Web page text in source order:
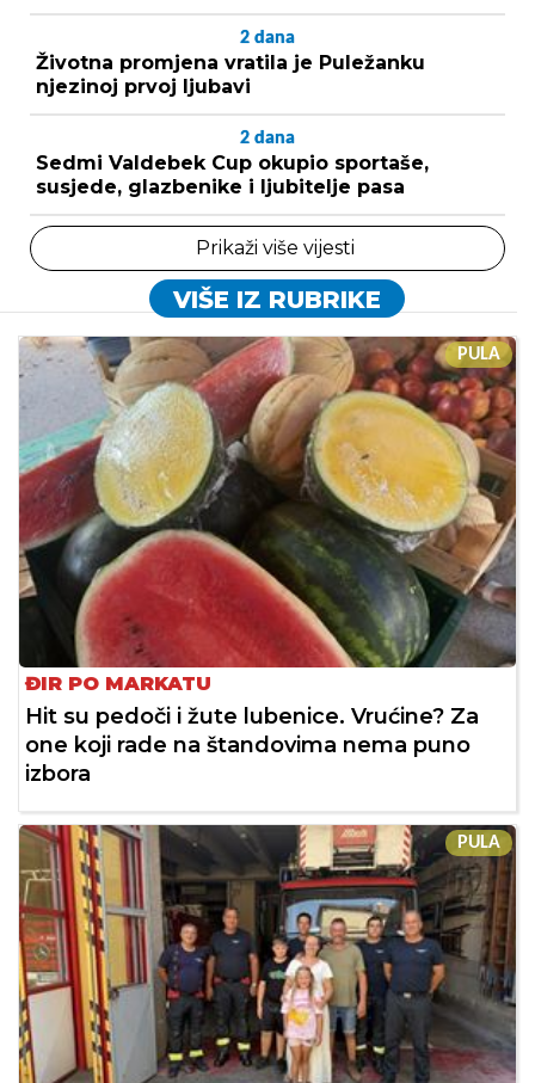
2 dana
Životna promjena vratila je Puležanku
njezinoj prvoj ljubavi
2 dana
Sedmi Valdebek Cup okupio sportaše,
susjede, glazbenike i ljubitelje pasa
Prikaži više vijesti
VIŠE IZ RUBRIKE
PULA
ĐIR PO MARKATU
Hit su pedoči i žute lubenice. Vrućine? Za
one koji rade na štandovima nema puno
izbora
PULA